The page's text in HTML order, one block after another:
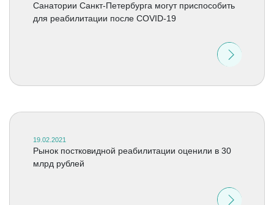
Санатории Cанкт-Петербурга могут приспособить
для реабилитации после COVID-19
19.02.2021
Рынок постковидной реабилитации оценили в 30
млрд рублей